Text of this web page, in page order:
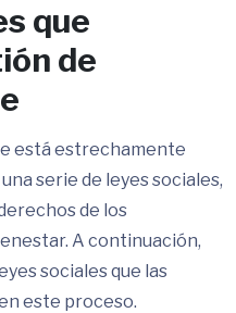
que
de
está estrechamente
serie de leyes sociales,
de los
A continuación,
sociales que las
este proceso.